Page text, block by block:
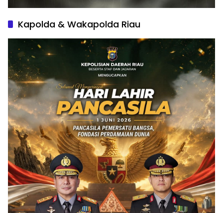
Kapolda & Wakapolda Riau